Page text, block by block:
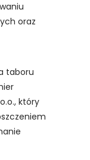
oraz
taboru
który